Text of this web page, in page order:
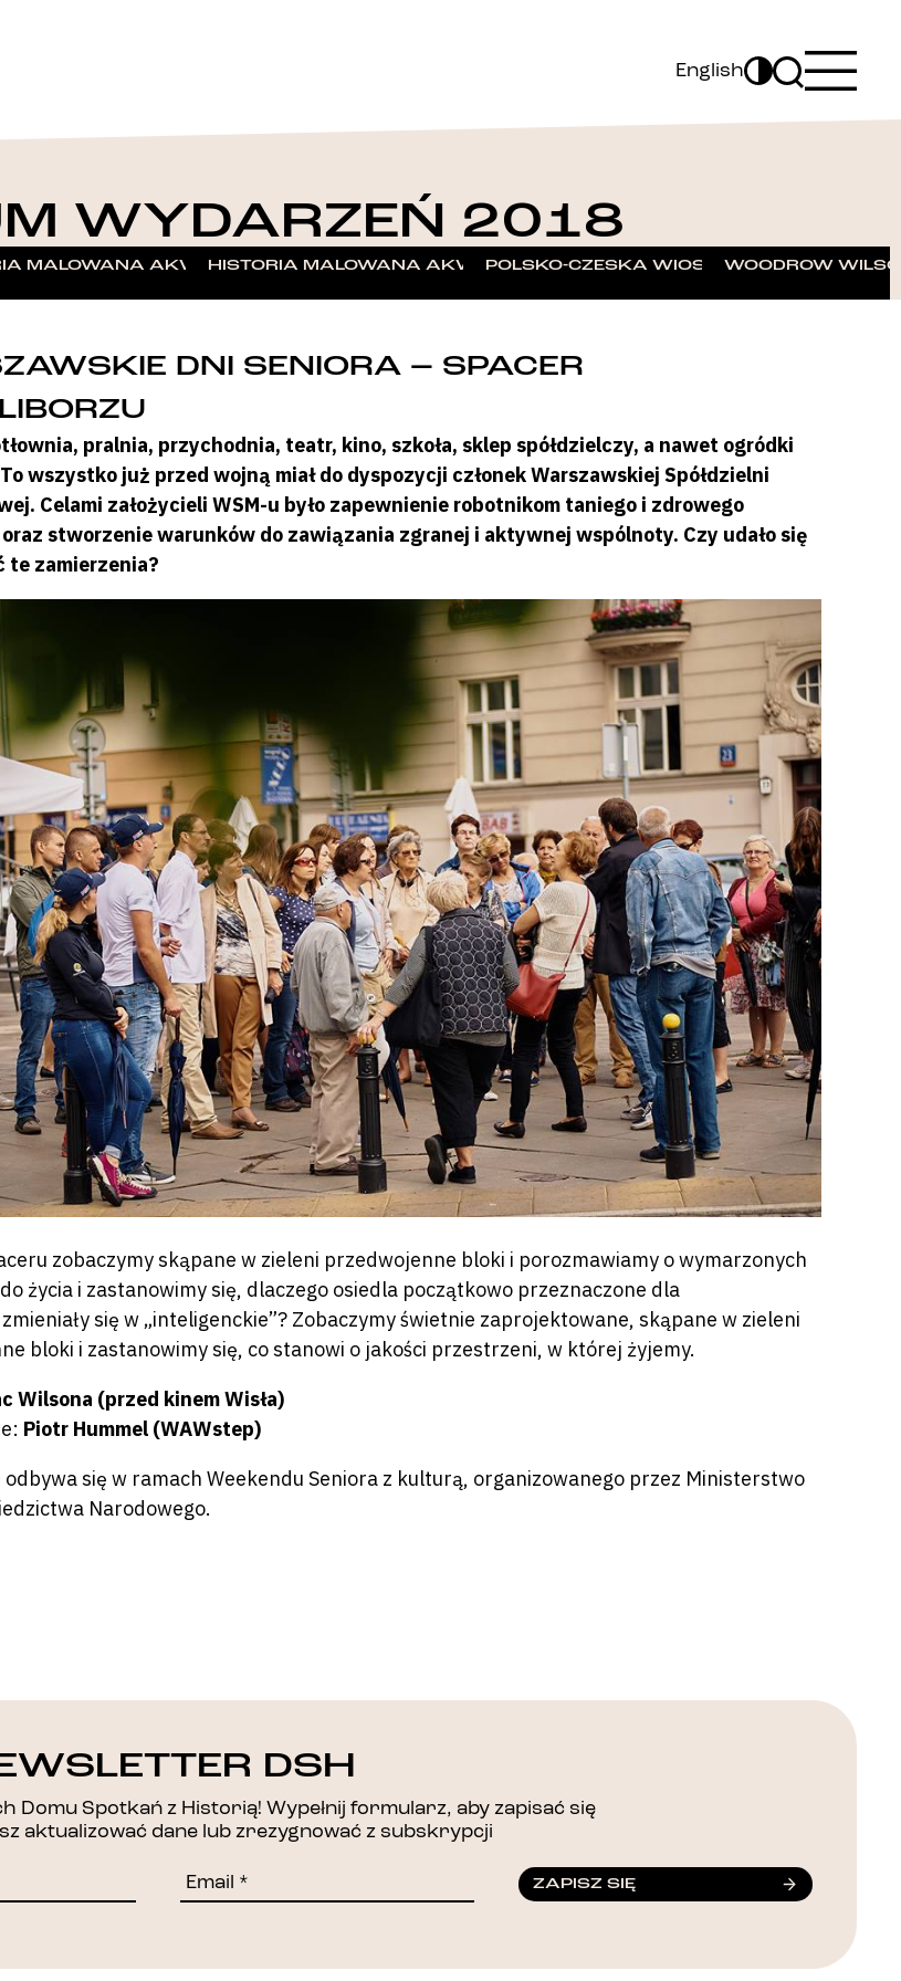
English
WYDARZEŃ 2018
ZWYCIĘSKIEGO POWSTANIA 1918–1919 ROKU
MALOWANA AKWARELĄ – WARSZTATY MALARSKIE DLA DZIECI
HISTORIA MALOWANA AKWARELĄ – WARSZTATY MALARSKIE DLA
POLSKO-CZESKA WIOSNA LITERATURY –
WOODROW
DNI SENIORA – SPACER
pralnia, przychodnia, teatr, kino, szkoła, sklep spółdzielczy, a nawet ogródki
wszystko już przed wojną miał do dyspozycji członek Warszawskiej Spółdzielni
Celami założycieli WSM-u było zapewnienie robotnikom taniego i zdrowego
stworzenie warunków do zawiązania zgranej i aktywnej wspólnoty. Czy udało się
te zamierzenia?
zobaczymy skąpane w zieleni przedwojenne bloki i porozmawiamy o wymarzonych
życia i zastanowimy się, dlaczego osiedla początkowo przeznaczone dla
się w „inteligenckie”? Zobaczymy świetnie zaprojektowane, skąpane w zieleni
bloki i zastanowimy się, co stanowi o jakości przestrzeni, w której żyjemy.
Wilsona (przed kinem Wisła)
Piotr Hummel (WAWstep)
się w ramach Weekendu Seniora z kulturą, organizowanego przez Ministerstwo
Narodowego.
DSH
Spotkań z Historią! Wypełnij formularz, aby zapisać się
aktualizować dane lub zrezygnować z subskrypcji
ZAPISZ SIĘ